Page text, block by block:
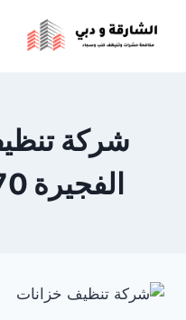
شركة
الفجيرة 0555241770